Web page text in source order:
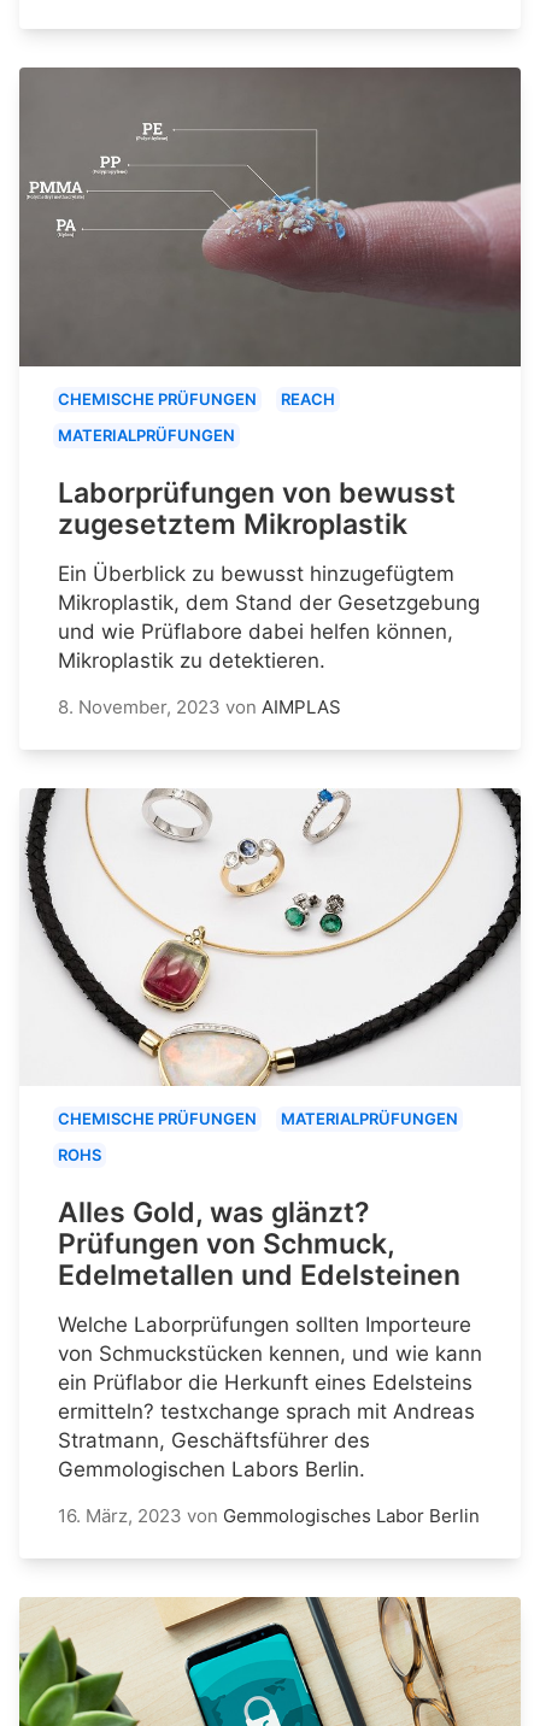
CHEMISCHE PRÜFUNGEN
REACH
MATERIALPRÜFUNGEN
Laborprüfungen von bewusst
zugesetztem Mikroplastik
Ein Überblick zu bewusst hinzugefügtem
Mikroplastik, dem Stand der Gesetzgebung
und wie Prüflabore dabei helfen können,
Mikroplastik zu detektieren.
8. November, 2023 von AIMPLAS
CHEMISCHE PRÜFUNGEN
MATERIALPRÜFUNGEN
ROHS
Alles Gold, was glänzt?
Prüfungen von Schmuck,
Edelmetallen und Edelsteinen
Welche Laborprüfungen sollten Importeure
von Schmuckstücken kennen, und wie kann
ein Prüflabor die Herkunft eines Edelsteins
ermitteln? testxchange sprach mit Andreas
Stratmann, Geschäftsführer des
Gemmologischen Labors Berlin.
16. März, 2023 von Gemmologisches Labor Berlin